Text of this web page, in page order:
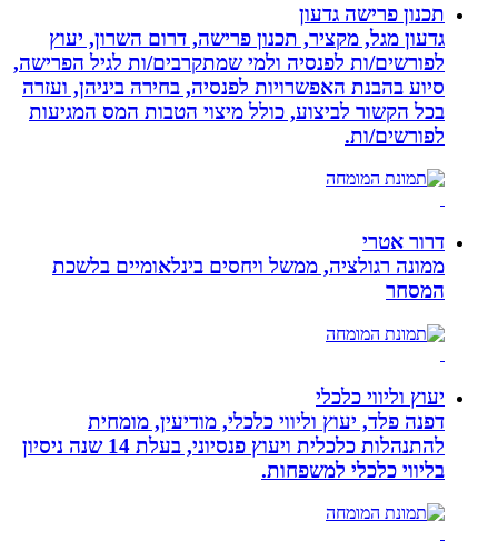
תכנון פרישה גדעון
גדעון מגל, מקציר, תכנון פרישה, דרום השרון, יעוץ
לפורשים/ות לפנסיה ולמי שמתקרבים/ות לגיל הפרישה,
סיוע בהבנת האפשרויות לפנסיה, בחירה ביניהן, ועזרה
בכל הקשור לביצוע, כולל מיצוי הטבות המס המגיעות
לפורשים/ות.
דרור אטרי
ממונה רגולציה, ממשל ויחסים בינלאומיים בלשכת
המסחר
יעוץ וליווי כלכלי
דפנה פלד, יעוץ וליווי כלכלי, מודיעין, מומחית
להתנהלות כלכלית ויעוץ פנסיוני, בעלת 14 שנה ניסיון
בליווי כלכלי למשפחות.